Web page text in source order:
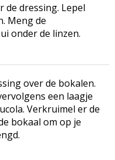
de dressing. Lepel
Meng de
onder de linzen.
over de bokalen.
een laagje
Verkruimel er de
bokaal om op je